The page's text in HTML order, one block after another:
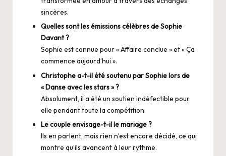
sincères.
Quelles sont les émissions célèbres de Sophie
Davant ?
Sophie est connue pour « Affaire conclue » et « Ça
commence aujourd’hui ».
Christophe a-t-il été soutenu par Sophie lors de
« Danse avec les stars » ?
Absolument, il a été un soutien indéfectible pour
elle pendant toute la compétition.
Le couple envisage-t-il le mariage ?
Ils en parlent, mais rien n’est encore décidé, ce qui
montre qu’ils avancent à leur rythme.